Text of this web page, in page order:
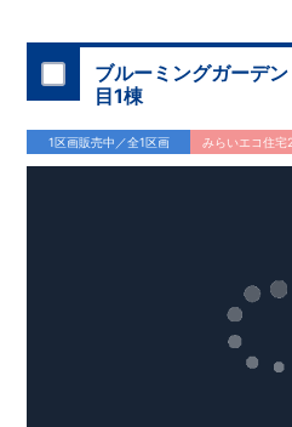
ブルーミングガーデ
目1棟
1区画販売中／全1区画 みらいエコ住宅